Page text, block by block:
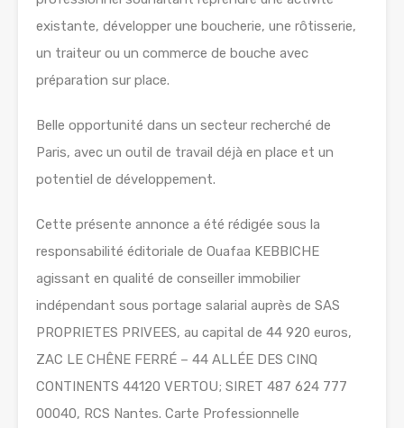
existante, développer une boucherie, une rôtisserie,
un traiteur ou un commerce de bouche avec
préparation sur place.
Belle opportunité dans un secteur recherché de
Paris, avec un outil de travail déjà en place et un
potentiel de développement.
Cette présente annonce a été rédigée sous la
responsabilité éditoriale de Ouafaa KEBBICHE
agissant en qualité de conseiller immobilier
indépendant sous portage salarial auprès de SAS
PROPRIETES PRIVEES, au capital de 44 920 euros,
ZAC LE CHÊNE FERRÉ – 44 ALLÉE DES CINQ
CONTINENTS 44120 VERTOU; SIRET 487 624 777
00040, RCS Nantes. Carte Professionnelle